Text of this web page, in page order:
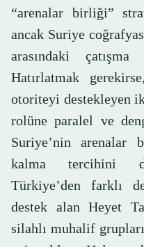
“arenalar birliği”
ancak Suriye
arasındaki çatışma
Hatırlatmak
otoriteyi destekleyen
rolüne paralel ve
Suriye’nin arenalar
kalma tercihini
Türkiye’den farklı
destek alan Heyet
silahlı muhalif